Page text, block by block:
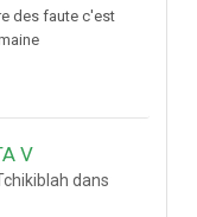
des faute c'est
V
dans